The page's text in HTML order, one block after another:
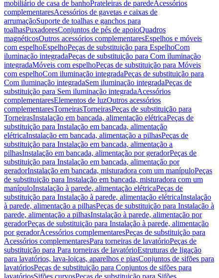
mobiliário de casa de banhoPrateleiras de paredeAcessórios
complementaresAcessórios de gavetas e caixas de
arrumaçãoSuporte de toalhas e ganchos para
toalhasPuxadoresConjuntos de pés de apoioQuadros
magnéticosOutros acessórios complementaresEspelhos e móveis
com espelhoEspelhoPeças de substituição para EspelhoCom
iluminação integradaPeças de substituição para Com iluminação
integradaMóveis com espelhoPeças de substituição para Móveis
com espelhoCom iluminação integradaPeças de substituição para
Com iluminação integradaSem iluminação integradaPeças de
substituição para Sem iluminação integradaAcessórios
complementaresElementos de luzOutros acessórios
complementaresTorneirasTorneirasPeças de substituição para
TorneirasInstalação em bancada, alimentação elétricaPeças de
substituição para Instalação em bancada, alimentação
elétricaInstalação em bancada, alimentação a pilhasPeças de
substituição para Instalação em bancada, alimentação a
pilhasInstalação em bancada, alimentação por geradorPeças de
substituição para Instalação em bancada, alimentação por
geradorInstalação em bancada, misturadora com um manípuloPeças
de substituição para Instalação em bancada, misturadora com um
manípuloInstalação à parede, alimentação elétricaPeças de
substituição para Instalação à parede, alimentação elétricaInstalação
à parede, alimentação a pilhasPeças de substituição para Instalação à
parede, alimentação a pilhasInstalação à parede, alimentação por
geradorPeças de substituição para Instalação à parede, alimentação
por geradorAcessórios complementaresPeças de substituição para
Acessórios complementaresPara torneiras de lavatórioPeças de
substituição para Para torneiras de lavatórioEstruturas de ligação
para lavatórios, lava-loiças, aparelhos e piasConjuntos de sifões para
lavatóriosPeças de substituição para Conjuntos de sifões para
lavatóriosSifões curvosPeças de substituição para Sifões